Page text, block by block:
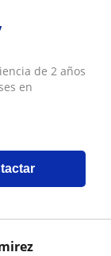
de 2 años
en